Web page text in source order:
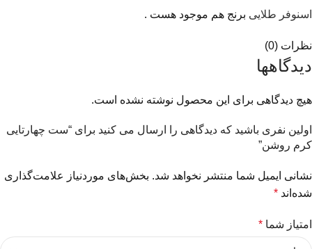
اسنوفر طلایی برنج هم موجود هست .
نظرات (0)
دیدگاهها
هیچ دیدگاهی برای این محصول نوشته نشده است.
اولین نفری باشید که دیدگاهی را ارسال می کنید برای “ست چهارتایی
کرم روشن”
نشانی ایمیل شما منتشر نخواهد شد. بخش‌های موردنیاز علامت‌گذاری
شده‌اند *
امتیاز شما *